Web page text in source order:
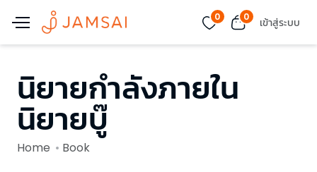
0 0 เข้าสู่ระบบ
นิยายกำลังภายใน
นิยายบู๊
Home Book